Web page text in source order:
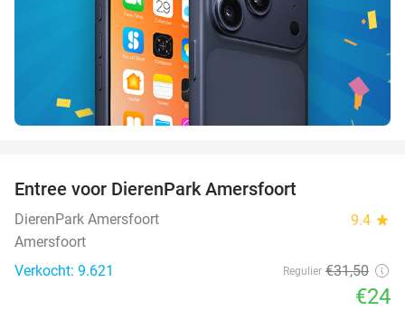
Entree voor DierenPark Amersfoort
DierenPark Amersfoort 9.4 star
Amersfoort
Verkocht: 9.621
Regulier €31,50
€24